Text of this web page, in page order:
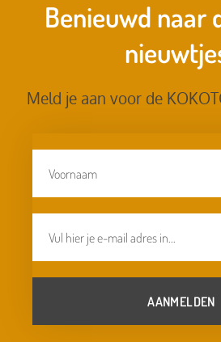
Benieuwd naar
Meld je aan voor de
AANMELDEN